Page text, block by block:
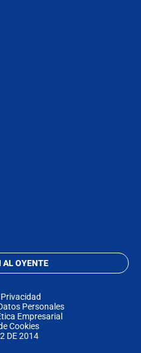
AL OYENTE
Personales
Empresarial
Cookies
DE 2014